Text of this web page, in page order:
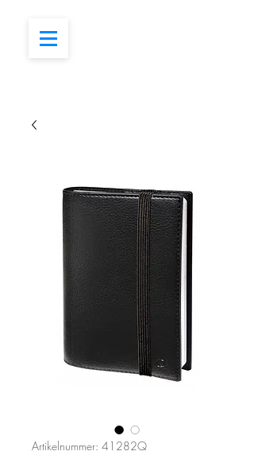
Artikelnummer: 41282Q